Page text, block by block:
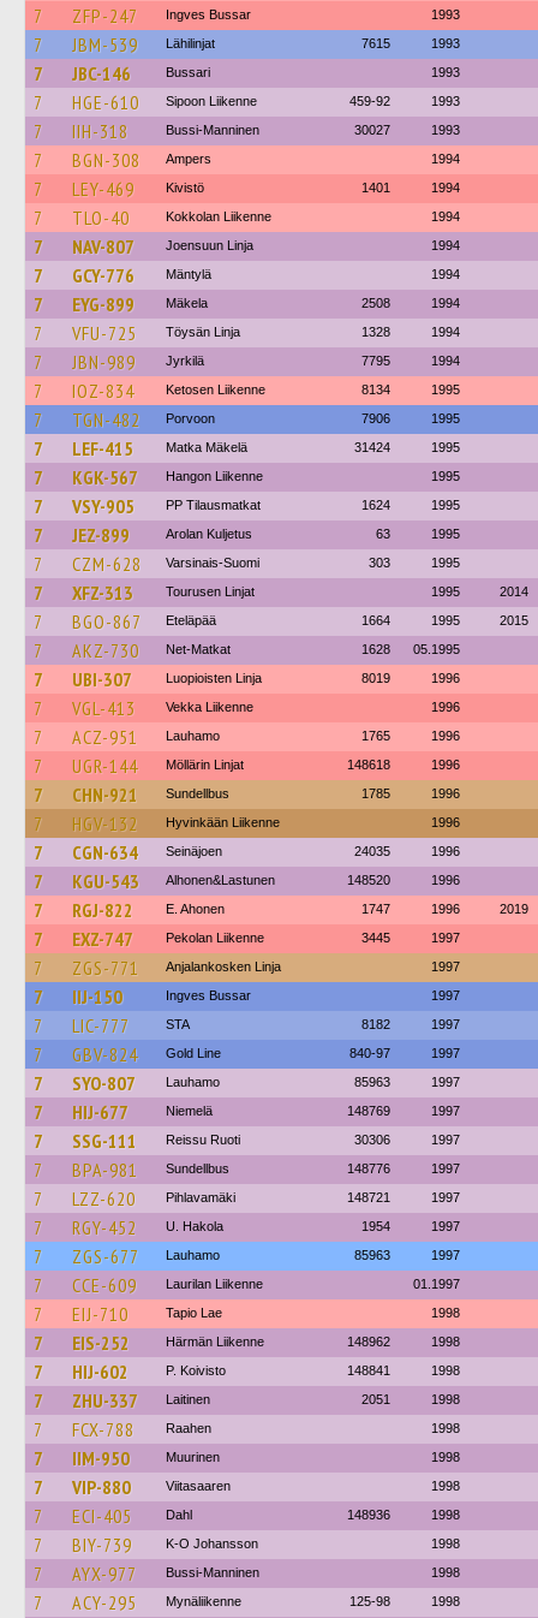
7 ZFP-247 Ingves Bussar 1993
7 JBM-539 Lähilinjat 7615 1993
7 JBC-146 Bussari 1993
7 HGE-610 Sipoon Liikenne 459-92 1993
7 IIH-318 Bussi-Manninen 30027 1993
7 BGN-308 Ampers 1994
7 LEY-469 Kivistö 1401 1994
7 TLO-40 Kokkolan Liikenne 1994
7 NAV-807 Joensuun Linja 1994
7 GCY-776 Mäntylä 1994
7 EYG-899 Mäkela 2508 1994
7 VFU-725 Töysän Linja 1328 1994
7 JBN-989 Jyrkilä 7795 1994
7 IOZ-834 Ketosen Liikenne 8134 1995
7 TGN-482 Porvoon 7906 1995
7 LEF-415 Matka Mäkelä 31424 1995
7 KGK-567 Hangon Liikenne 1995
7 VSY-905 PP Tilausmatkat 1624 1995
7 JEZ-899 Arolan Kuljetus 63 1995
7 CZM-628 Varsinais-Suomi 303 1995
7 XFZ-313 Tourusen Linjat 1995 2014
7 BGO-867 Eteläpää 1664 1995 2015
7 AKZ-730 Net-Matkat 1628 05.1995
7 UBI-307 Luopioisten Linja 8019 1996
7 VGL-413 Vekka Liikenne 1996
7 ACZ-951 Lauhamo 1765 1996
7 UGR-144 Möllärin Linjat 148618 1996
7 CHN-921 Sundellbus 1785 1996
7 HGV-132 Hyvinkään Liikenne 1996
7 CGN-634 Seinäjoen 24035 1996
7 KGU-543 Alhonen&Lastunen 148520 1996
7 RGJ-822 E. Ahonen 1747 1996 2019
7 EXZ-747 Pekolan Liikenne 3445 1997
7 ZGS-771 Anjalankosken Linja 1997
7 IIJ-150 Ingves Bussar 1997
7 LIC-777 STA 8182 1997
7 GBV-824 Gold Line 840-97 1997
7 SYO-807 Lauhamo 85963 1997
7 HIJ-677 Niemelä 148769 1997
7 SSG-111 Reissu Ruoti 30306 1997
7 BPA-981 Sundellbus 148776 1997
7 LZZ-620 Pihlavamäki 148721 1997
7 RGY-452 U. Hakola 1954 1997
7 ZGS-677 Lauhamo 85963 1997
7 CCE-609 Laurilan Liikenne 01.1997
7 EIJ-710 Tapio Lae 1998
7 EIS-252 Härmän Liikenne 148962 1998
7 HIJ-602 P. Koivisto 148841 1998
7 ZHU-337 Laitinen 2051 1998
7 FCX-788 Raahen 1998
7 IIM-950 Muurinen 1998
7 VIP-880 Viitasaaren 1998
7 ECI-405 Dahl 148936 1998
7 BIY-739 K-O Johansson 1998
7 AYX-977 Bussi-Manninen 1998
7 ACY-295 Mynäliikenne 125-98 1998